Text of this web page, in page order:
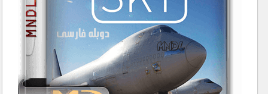
گردشگری
ماورایی
مسابقات / ورزشی